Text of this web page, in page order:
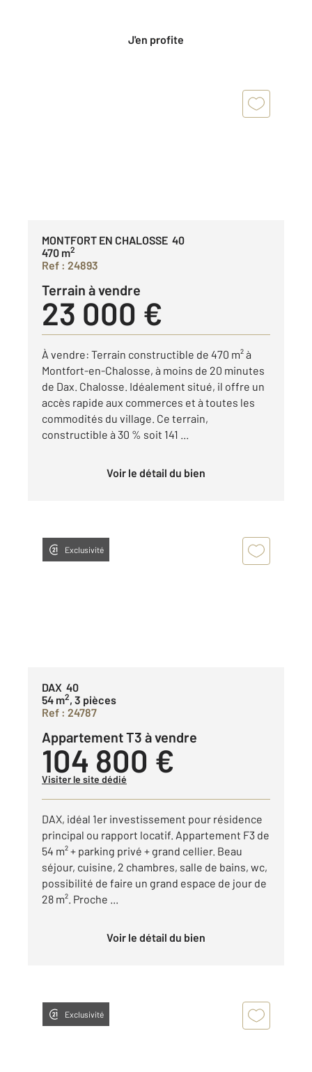
J'en profite
MONTFORT EN CHALOSSE 40
470 m2
Ref : 24893
Terrain à vendre
23 000 €
À vendre: Terrain constructible de 470 m² à
Montfort-en-Chalosse, à moins de 20 minutes
de Dax. Chalosse. Idéalement situé, il offre un
accès rapide aux commerces et à toutes les
commodités du village. Ce terrain,
constructible à 30 % soit 141 ...
Voir le détail du bien
Exclusivité
DAX 40
54 m2, 3 pièces
Ref : 24787
Appartement T3 à vendre
104 800 €
Visiter le site dédié
DAX, idéal 1er investissement pour résidence
principal ou rapport locatif. Appartement F3 de
54 m² + parking privé + grand cellier. Beau
séjour, cuisine, 2 chambres, salle de bains, wc,
possibilité de faire un grand espace de jour de
28 m². Proche ...
Voir le détail du bien
Exclusivité